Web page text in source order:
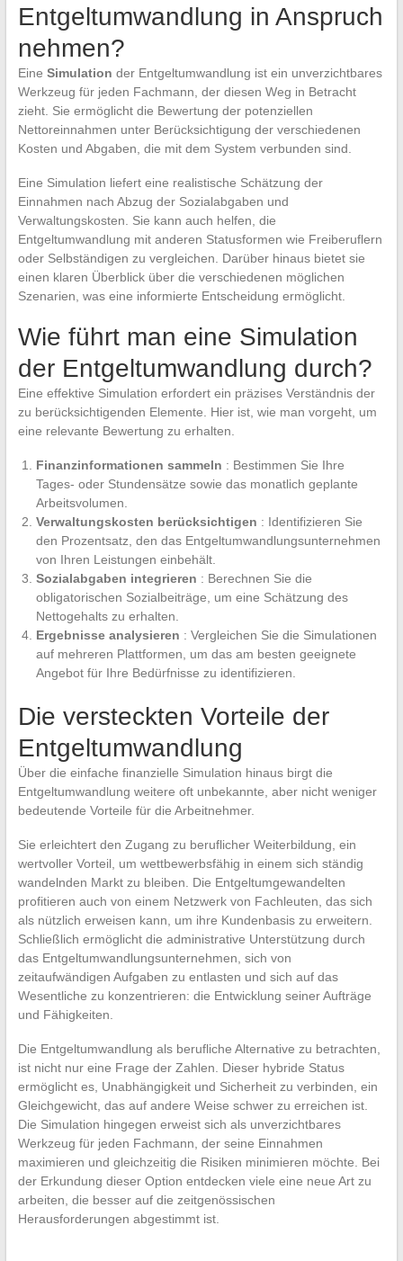
Entgeltumwandlung in Anspruch
nehmen?
Eine Simulation der Entgeltumwandlung ist ein unverzichtbares
Werkzeug für jeden Fachmann, der diesen Weg in Betracht
zieht. Sie ermöglicht die Bewertung der potenziellen
Nettoreinnahmen unter Berücksichtigung der verschiedenen
Kosten und Abgaben, die mit dem System verbunden sind.
Eine Simulation liefert eine realistische Schätzung der
Einnahmen nach Abzug der Sozialabgaben und
Verwaltungskosten. Sie kann auch helfen, die
Entgeltumwandlung mit anderen Statusformen wie Freiberuflern
oder Selbständigen zu vergleichen. Darüber hinaus bietet sie
einen klaren Überblick über die verschiedenen möglichen
Szenarien, was eine informierte Entscheidung ermöglicht.
Wie führt man eine Simulation
der Entgeltumwandlung durch?
Eine effektive Simulation erfordert ein präzises Verständnis der
zu berücksichtigenden Elemente. Hier ist, wie man vorgeht, um
eine relevante Bewertung zu erhalten.
Finanzinformationen sammeln : Bestimmen Sie Ihre
Tages- oder Stundensätze sowie das monatlich geplante
Arbeitsvolumen.
Verwaltungskosten berücksichtigen : Identifizieren Sie
den Prozentsatz, den das Entgeltumwandlungsunternehmen
von Ihren Leistungen einbehält.
Sozialabgaben integrieren : Berechnen Sie die
obligatorischen Sozialbeiträge, um eine Schätzung des
Nettogehalts zu erhalten.
Ergebnisse analysieren : Vergleichen Sie die Simulationen
auf mehreren Plattformen, um das am besten geeignete
Angebot für Ihre Bedürfnisse zu identifizieren.
Die versteckten Vorteile der
Entgeltumwandlung
Über die einfache finanzielle Simulation hinaus birgt die
Entgeltumwandlung weitere oft unbekannte, aber nicht weniger
bedeutende Vorteile für die Arbeitnehmer.
Sie erleichtert den Zugang zu beruflicher Weiterbildung, ein
wertvoller Vorteil, um wettbewerbsfähig in einem sich ständig
wandelnden Markt zu bleiben. Die Entgeltumgewandelten
profitieren auch von einem Netzwerk von Fachleuten, das sich
als nützlich erweisen kann, um ihre Kundenbasis zu erweitern.
Schließlich ermöglicht die administrative Unterstützung durch
das Entgeltumwandlungsunternehmen, sich von
zeitaufwändigen Aufgaben zu entlasten und sich auf das
Wesentliche zu konzentrieren: die Entwicklung seiner Aufträge
und Fähigkeiten.
Die Entgeltumwandlung als berufliche Alternative zu betrachten,
ist nicht nur eine Frage der Zahlen. Dieser hybride Status
ermöglicht es, Unabhängigkeit und Sicherheit zu verbinden, ein
Gleichgewicht, das auf andere Weise schwer zu erreichen ist.
Die Simulation hingegen erweist sich als unverzichtbares
Werkzeug für jeden Fachmann, der seine Einnahmen
maximieren und gleichzeitig die Risiken minimieren möchte. Bei
der Erkundung dieser Option entdecken viele eine neue Art zu
arbeiten, die besser auf die zeitgenössischen
Herausforderungen abgestimmt ist.